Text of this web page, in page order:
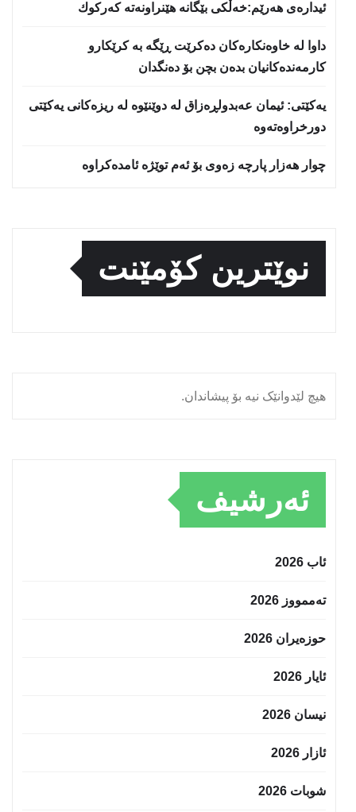
ئیدارەی هەرێم:خه‌ڵكی بێگانه‌ هێنراونه‌ته‌ كه‌ركوك
داوا لە خاوەنکارەکان دەکرێت ڕێگە بە کرێکارو
کارمەندەکانیان بدەن بچن بۆ دەنگدان
یه‌كێتی: ئیمان عه‌بدولڕه‌زاق له‌ دوێنێوه‌ له‌ ریزه‌كانی یه‌كێتی
دورخراوه‌ته‌وه‌
چوار هەزار پارچە زەوی بۆ ئەم توێژە ئامدەکراوە
نوێترین کۆمێنت
هیچ لێدوانێک نیە بۆ پیشاندان.
ئەرشیف
ئاب 2026
تەممووز 2026
حوزه‌یران 2026
ئایار 2026
نیسان 2026
ئازار 2026
شوبات 2026